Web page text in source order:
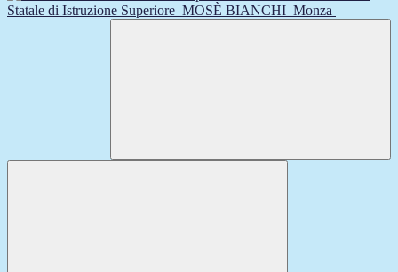
Statale di Istruzione Superiore MOSÈ BIANCHI Monza